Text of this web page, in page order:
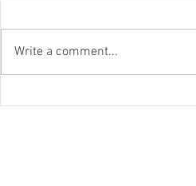
Write a comment...